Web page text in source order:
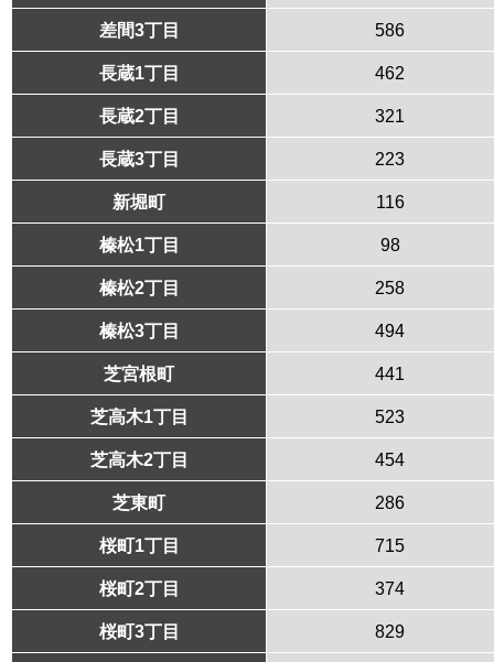
差間3丁目 586
長蔵1丁目 462
長蔵2丁目 321
長蔵3丁目 223
新堀町 116
榛松1丁目 98
榛松2丁目 258
榛松3丁目 494
芝宮根町 441
芝高木1丁目 523
芝高木2丁目 454
芝東町 286
桜町1丁目 715
桜町2丁目 374
桜町3丁目 829